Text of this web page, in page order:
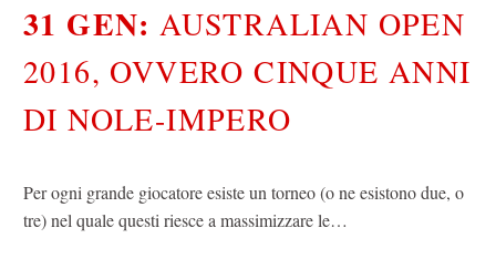
31 GEN:AUSTRALIAN OPEN
2016, OVVERO CINQUE ANNI
DI NOLE-IMPERO
Per ogni grande giocatore esiste un torneo (o ne esistono due, o
tre) nel quale questi riesce a massimizzare le…